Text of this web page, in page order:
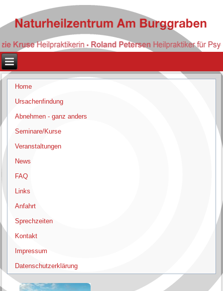
Home
Ursachenfindung
Abnehmen - ganz anders
Seminare/Kurse
Veranstaltungen
News
FAQ
Links
Anfahrt
Sprechzeiten
Kontakt
Impressum
Datenschutzerklärung